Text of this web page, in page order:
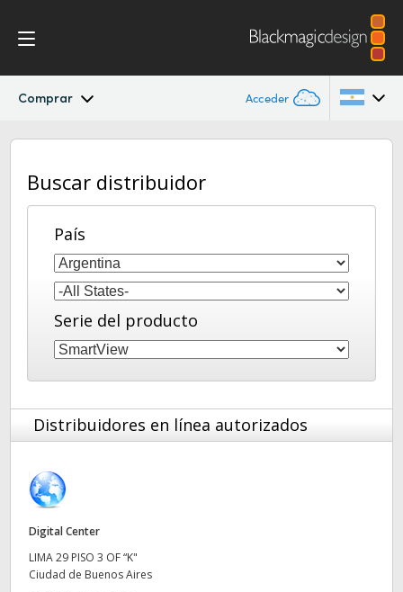
Comprar Acceder
SmartView
Diseño
Procesos
Representaciones gráficas
Instalación
Especificaciones
Australia
Austria
Brazil
Canada
China
Denmark
Finland
Hong Kong SAR, China
India
Buscar distribuidor
País
Serie del producto
Distribuidores en línea autorizados
Digital Center
LIMA 29 PISO 3 OF “K"
Ciudad de Buenos Aires